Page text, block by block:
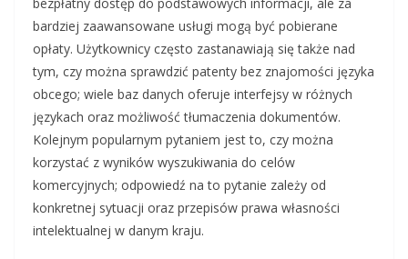
bardziej zaawansowane usługi mogą być pobierane
opłaty. Użytkownicy często zastanawiają się także nad
tym, czy można sprawdzić patenty bez znajomości języka
obcego; wiele baz danych oferuje interfejsy w różnych
językach oraz możliwość tłumaczenia dokumentów.
Kolejnym popularnym pytaniem jest to, czy można
korzystać z wyników wyszukiwania do celów
komercyjnych; odpowiedź na to pytanie zależy od
konkretnej sytuacji oraz przepisów prawa własności
intelektualnej w danym kraju.